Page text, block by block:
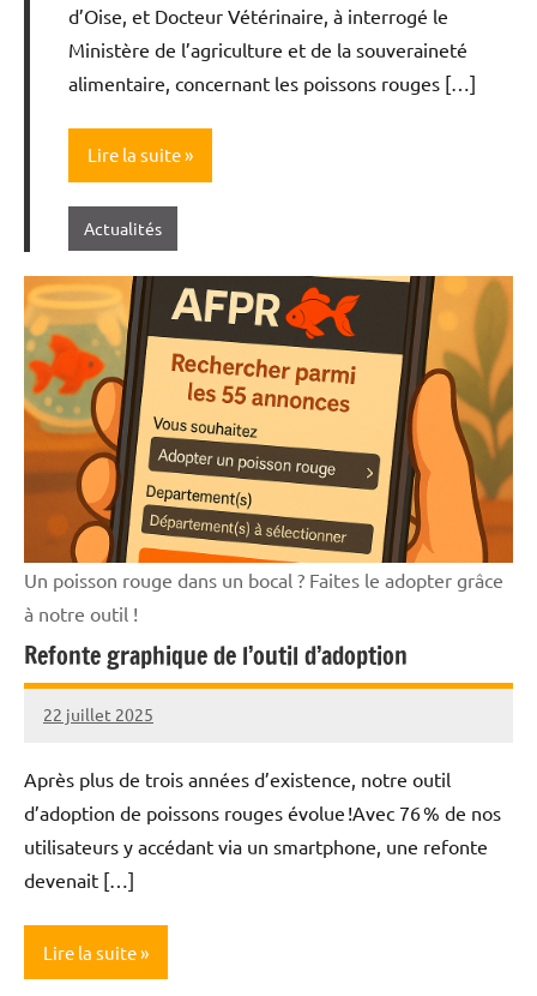
d’Oise, et Docteur Vétérinaire, à interrogé le
Ministère de l’agriculture et de la souveraineté
alimentaire, concernant les poissons rouges […]
Lire la suite
Actualités
Un poisson rouge dans un bocal ? Faites le adopter grâce
à notre outil !
Refonte graphique de l’outil d’adoption
22 juillet 2025
Nicolas
Aucun
Après plus de trois années d’existence, notre outil
d’adoption de poissons rouges évolue !Avec 76 % de nos
utilisateurs y accédant via un smartphone, une refonte
devenait […]
Lire la suite